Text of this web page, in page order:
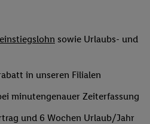
sowie Urlaubs- und
in unseren Filialen
minutengenauer Zeiterfassung
und 6 Wochen Urlaub/Jahr